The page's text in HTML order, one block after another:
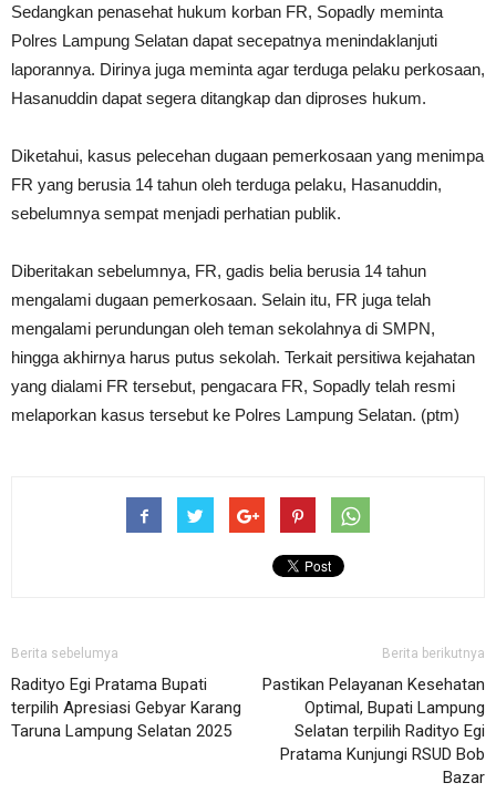
Sedangkan penasehat hukum korban FR, Sopadly meminta
Polres Lampung Selatan dapat secepatnya menindaklanjuti
laporannya. Dirinya juga meminta agar terduga pelaku perkosaan,
Hasanuddin dapat segera ditangkap dan diproses hukum.
Diketahui, kasus pelecehan dugaan pemerkosaan yang menimpa
FR yang berusia 14 tahun oleh terduga pelaku, Hasanuddin,
sebelumnya sempat menjadi perhatian publik.
Diberitakan sebelumnya, FR, gadis belia berusia 14 tahun
mengalami dugaan pemerkosaan. Selain itu, FR juga telah
mengalami perundungan oleh teman sekolahnya di SMPN,
hingga akhirnya harus putus sekolah. Terkait persitiwa kejahatan
yang dialami FR tersebut, pengacara FR, Sopadly telah resmi
melaporkan kasus tersebut ke Polres Lampung Selatan. (ptm)
Berita sebelumya
Radityo Egi Pratama Bupati
terpilih Apresiasi Gebyar Karang
Taruna Lampung Selatan 2025
Berita berikutnya
Pastikan Pelayanan Kesehatan
Optimal, Bupati Lampung
Selatan terpilih Radityo Egi
Pratama Kunjungi RSUD Bob
Bazar